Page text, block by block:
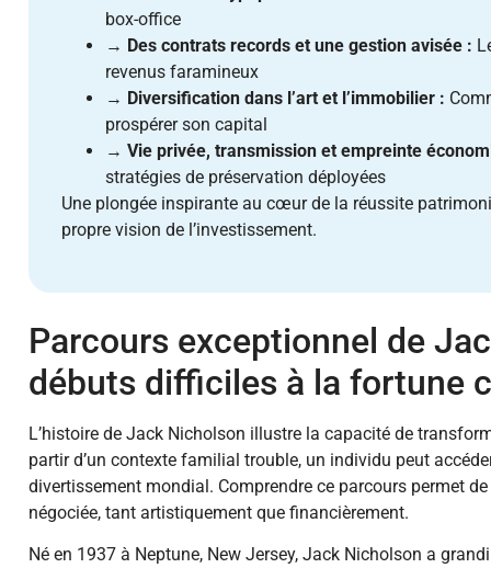
box-office
→ Des contrats records et une gestion avisée :
revenus faramineux
→ Diversification dans l’art et l’immobilier :
prospérer son capital
→ Vie privée, transmission et empreinte
stratégies de préservation déployées
Une plongée inspirante au cœur de la réussite
propre vision de l’investissement.
Parcours exceptionnel de
débuts difficiles à la fortune
L’histoire de Jack Nicholson illustre la capacité de
partir d’un contexte familial trouble, un individu peut
divertissement mondial. Comprendre ce parcours permet de
négociée, tant artistiquement que financièrement.
Né en 1937 à Neptune, New Jersey, Jack Nicholson a